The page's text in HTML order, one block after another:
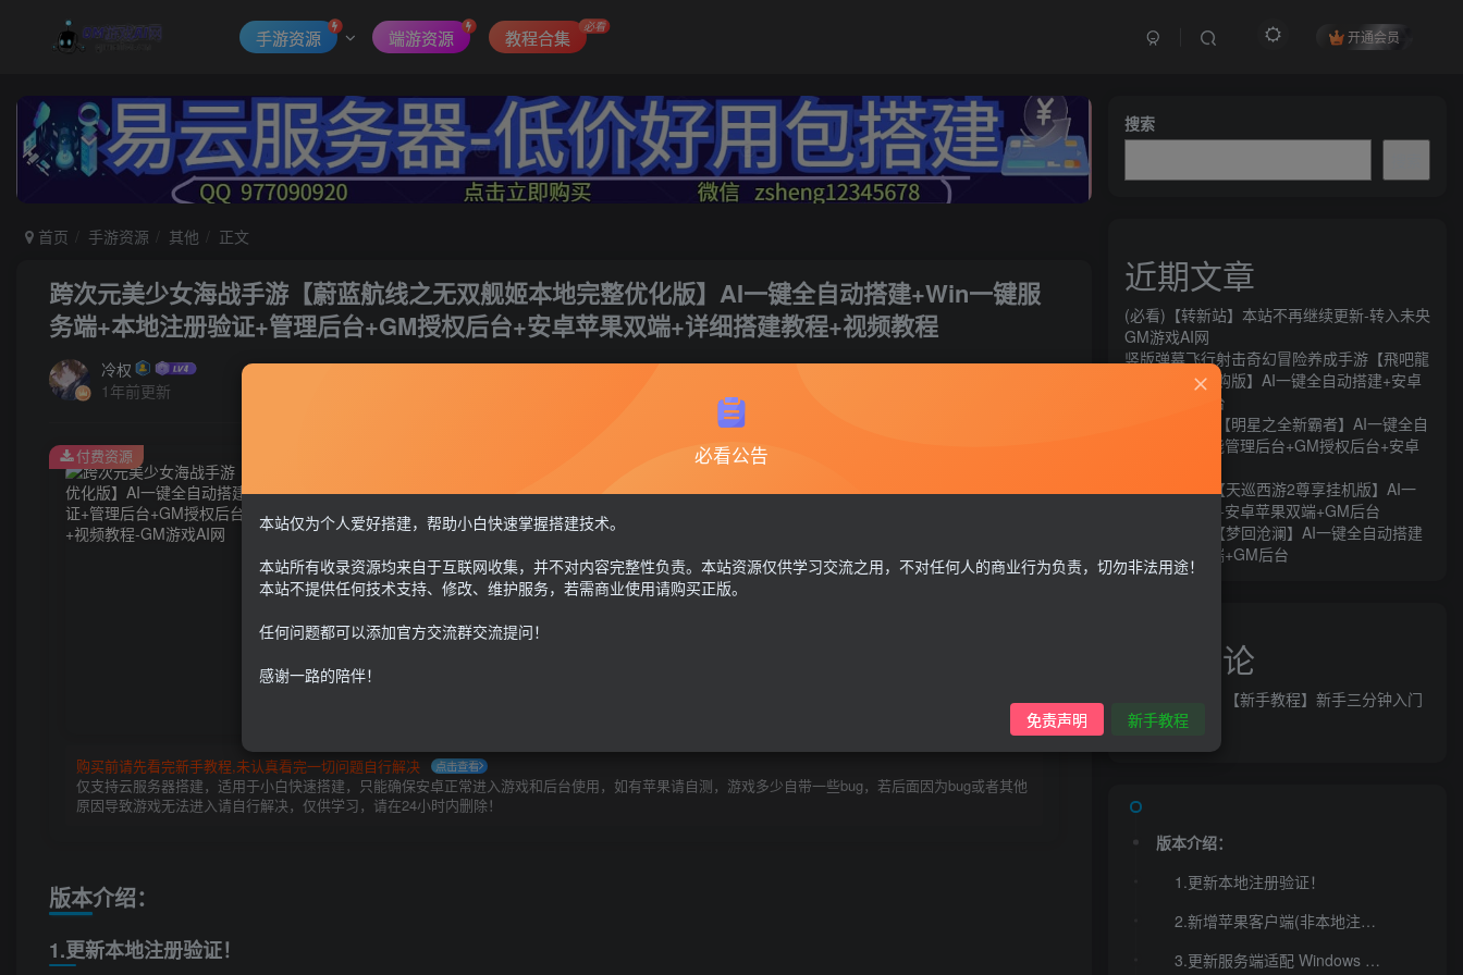
手游资源 端游资源 教程合集
必看
开通会员
首页 手游资源 其他 正文
跨次元美少女海战手游【蔚蓝航线之无双舰姬本地完整优化版】AI一键全自动搭建+Win一键服
务端+本地注册验证+管理后台+GM授权后台+安卓苹果双端+详细搭建教程+视频教程
冷权
1年前更新
GM授权后台+安卓苹果双端
G币30 限时特惠
G币 100
个人会员
购买前请先看完新手教程,未认真看完一切问题自行解决 点击查看
仅支持云服务器搭建，适用于小白快速搭建，只能确保安卓正常进入游戏和后台使用，如有苹果请自测，游戏多少自带一些bug，若后面因为bug或者其他
原因导致游戏无法进入请自行解决，仅供学习，请在24小时内删除！
付费资源
版本介绍：
1.更新本地注册验证！
搜索
近期文章
(必看)【转新站】本站不再继续更新-转入未央
GM游戏AI网
竖版弹幕飞行射击奇幻冒险养成手游【飛吧龍
騎士代金券内购版】AI一键全自动搭建+安卓
+CDK授权后台
横版闯关手游【明星之全新霸者】AI一键全自
动搭建+全功能管理后台+GM授权后台+安卓
MT3换皮MH【天巡西游2尊享挂机版】AI一
键全自动搭建+安卓苹果双端+GM后台
MT3换皮MH【梦回沧澜】AI一键全自动搭建
+安卓苹果双端+GM后台
近期评论
【新手教程】新手三分钟入门
AI全自动搭建
版本介绍：
1.更新本地注册验证！
2.新增苹果客户端(非本地注册验证)！
3.更新服务端适配 Windows 2012 系统、优化搭建！
必看公告
本站仅为个人爱好搭建，帮助小白快速掌握搭建技术。
本站所有收录资源均来自于互联网收集，并不对内容完整性负责。本站资源仅供学习交流之用，不对任何人的商业行为负责，切勿非法用途！
本站不提供任何技术支持、修改、维护服务，若需商业使用请购买正版。
任何问题都可以添加官方交流群交流提问！
感谢一路的陪伴！
免责声明 新手教程